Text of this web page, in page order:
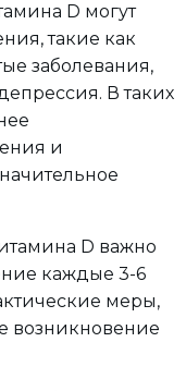
D могут
такие как
заболевания,
В таких
и
D важно
каждые 3-6
меры,
возникновение